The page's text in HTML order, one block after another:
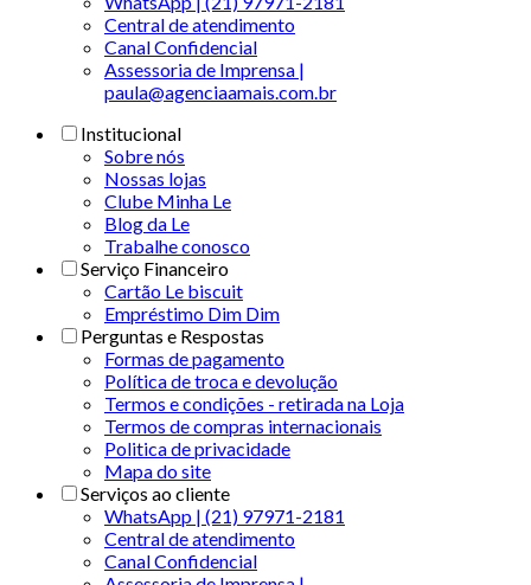
Central de atendimento
Canal Confidencial
Assessoria de Imprensa |
paula@agenciaamais.com.br
Institucional
Sobre nós
Nossas lojas
Clube Minha Le
Blog da Le
Trabalhe conosco
Serviço Financeiro
Cartão Le biscuit
Empréstimo Dim Dim
Perguntas e Respostas
Formas de pagamento
Política de troca e devolução
Termos e condições - retirada na Loja
Termos de compras internacionais
Politica de privacidade
Mapa do site
Serviços ao cliente
WhatsApp | (21) 97971-2181
Central de atendimento
Canal Confidencial